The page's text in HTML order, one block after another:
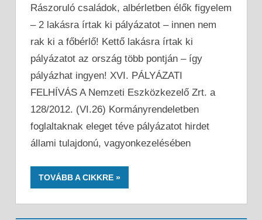
Rászoruló családok, albérletben élők figyelem
– 2 lakásra írtak ki pályázatot – innen nem
rak ki a főbérlő! Kettő lakásra írtak ki
pályázatot az ország több pontján – így
pályázhat ingyen! XVI. PÁLYÁZATI
FELHÍVÁS A Nemzeti Eszközkezelő Zrt. a
128/2012. (VI.26) Kormányrendeletben
foglaltaknak eleget téve pályázatot hirdet
állami tulajdonú, vagyonkezelésében
TOVÁBB A CIKKRE